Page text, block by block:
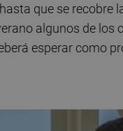
que se recobre
algunos de los
esperar como